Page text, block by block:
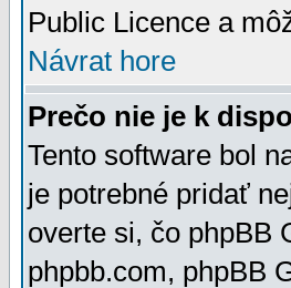
Public Licence a
Návrat hore
Prečo nie je k
Tento software bol
je potrebné pridať
overte si, čo phpBB
phpbb.com, phpBB